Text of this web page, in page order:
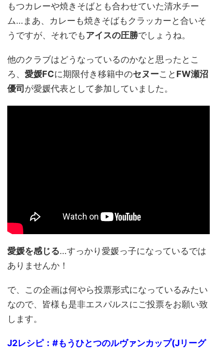
もつカレーや焼きそばとも合わせていた清水チー
ム…まあ、カレーも焼きそばもクラッカーと合いそ
うですが、それでもアイスの圧勝でしょうね。
他のクラブはどうなっているのかなと思ったとこ
ろ、 愛媛FCに期限付き移籍中のセヌーこと FW瀬沼
優司が愛媛代表として参加していました。
愛媛を感じる…すっかり愛媛っ子になっているでは
ありませんか！
で、この企画は何やら投票形式になっているみたい
なので、皆様も是非エスパルスにご投票をお願い致
します。
J2レシピ：#もうひとつのルヴァンカップ(Jリーグ